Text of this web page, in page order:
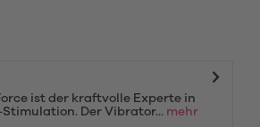
ist der kraftvolle Experte in
Der Vibrator... mehr